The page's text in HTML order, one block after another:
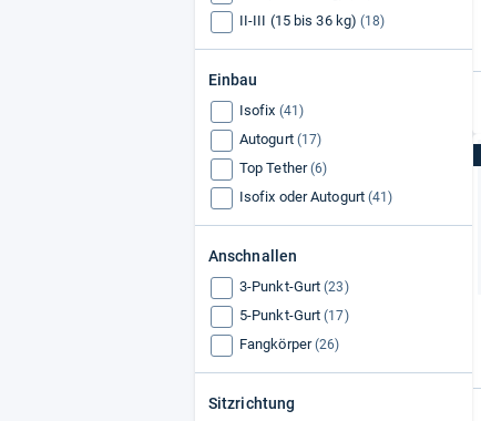
II-III (15 bis 36 kg) (18)
Einbau
Isofix (41)
Autogurt (17)
Top Tether (6)
Isofix oder Autogurt (41)
Anschnallen
3-Punkt-Gurt (23)
5-Punkt-Gurt (17)
Fangkörper (26)
Sitzrichtung